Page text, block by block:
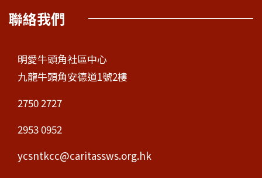
聯絡我們
明愛牛頭角社區中心
九龍牛頭角安德道1號2樓
2750 2727
2953 0952
ycsntkcc@caritassws.org.hk